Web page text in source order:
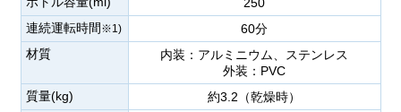
250
連続運転時間 ※1)
60分
材質
内装：アルミニウム、ステンレス
外装：PVC
質量(kg)
約3.2（乾燥時）